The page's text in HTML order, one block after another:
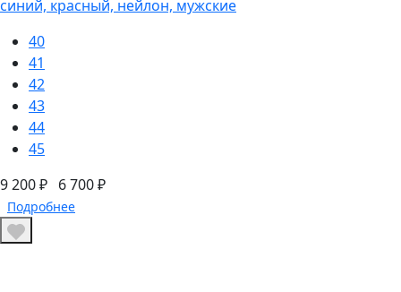
синий, красный, нейлон, мужские
40
41
42
43
44
45
9 200 ₽ 6 700 ₽
Подробнее